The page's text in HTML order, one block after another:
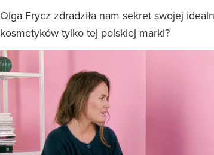
Olga Frycz zdradziła nam sekret swojej
kosmetyków tylko tej polskiej marki?